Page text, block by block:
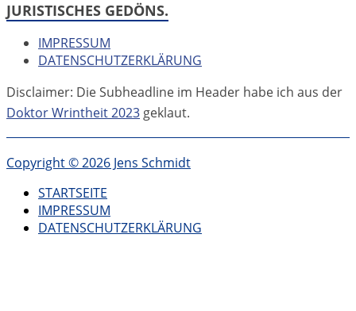
hier
JURISTISCHES GEDÖNS.
IMPRESSUM
DATENSCHUTZERKLÄRUNG
Disclaimer: Die Subheadline im Header habe ich aus der
Doktor Wrintheit 2023 geklaut.
Copyright © 2026 Jens Schmidt
STARTSEITE
IMPRESSUM
DATENSCHUTZERKLÄRUNG